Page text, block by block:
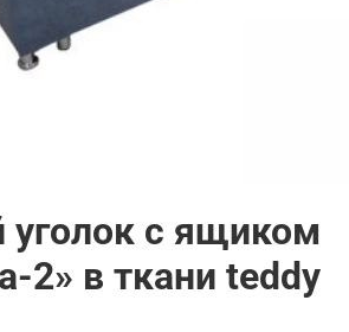
уголок с ящиком
2» в ткани teddy